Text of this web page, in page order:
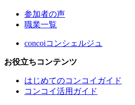
参加者の声
職業一覧
concoiコンシェルジュ
お役立ちコンテンツ
はじめてのコンコイガイド
コンコイ活用ガイド